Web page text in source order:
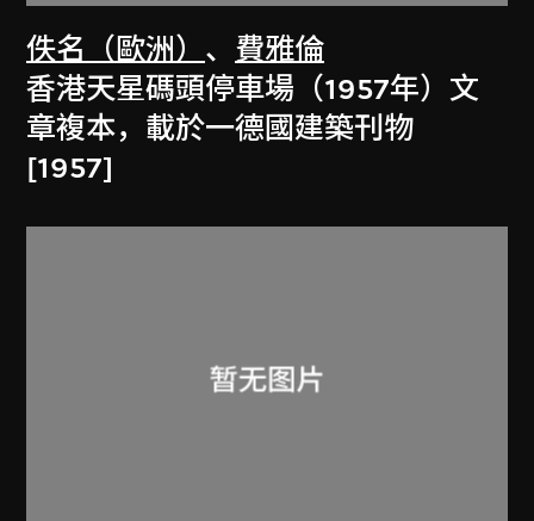
佚名（歐洲） 、 費雅倫
香港天星碼頭停車場（1957年）文
章複本，載於一德國建築刊物
[1957]